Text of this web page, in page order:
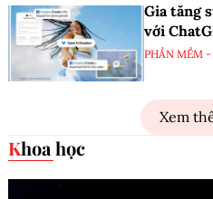
Gia tăng
với
PHẦN MỀM
Xem
Khoa học